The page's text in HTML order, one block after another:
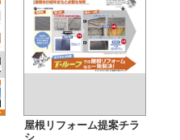
屋根リフォーム提案チラ
シ